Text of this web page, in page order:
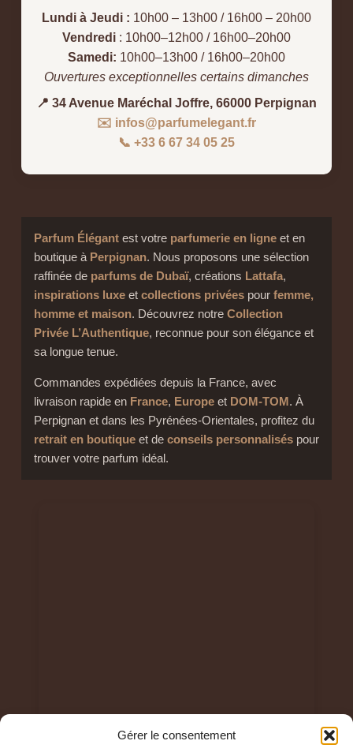
Gérer le consentement
Lundi à Jeudi : 10h00 – 13h00 / 16h00 – 20h00
Vendredi : 10h00–12h00 / 16h00–20h00
Samedi: 10h00–13h00 / 16h00–20h00
Ouvertures exceptionnelles certains dimanches
📍 34 Avenue Maréchal Joffre, 66000 Perpignan
✉️ infos@parfumelegant.fr
📞 +33 6 67 34 05 25
Parfum Élégantest votre parfumerie en ligneet en
boutique à Perpignan. Nous proposons une sélection
raffinée de parfums de Dubaï, créations Lattafa,
inspirations luxeet collections privéespour femme,
homme et maison. Découvrez notre Collection
Privée L’Authentique, reconnue pour son élégance et
sa longue tenue.
Commandes expédiées depuis la France, avec
livraison rapide en France, Europeet DOM-TOM. À
Perpignan et dans les Pyrénées-Orientales, profitez du
retrait en boutiqueet de conseils personnaliséspour
trouver votre parfum idéal.